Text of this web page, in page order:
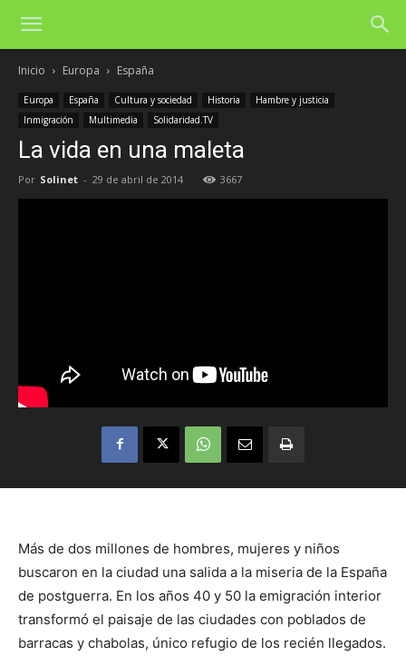
Inicio Europa España
Europa España Cultura y sociedad Historia
Hambre y justicia
Inmigración
Multimedia Solidaridad.TV
La vida en una maleta
Por Solinet - 29 de abril de 2014 3667
Más de dos millones de hombres, mujeres y niños
buscaron en la ciudad una salida a la miseria de la España
de postguerra. En los años 40 y 50 la emigración interior
transformó el paisaje de las ciudades con poblados de
barracas y chabolas, único refugio de los recién llegados.